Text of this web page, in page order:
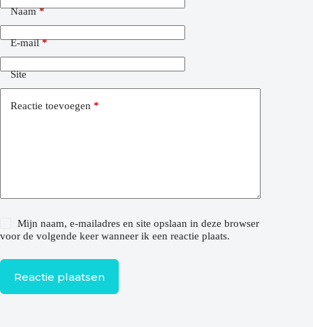
Naam*
E-mail*
Site
Reactie toevoegen *
Mijn naam, e-mailadres en site opslaan in deze browser
voor de volgende keer wanneer ik een reactie plaats.
Reactie plaatsen